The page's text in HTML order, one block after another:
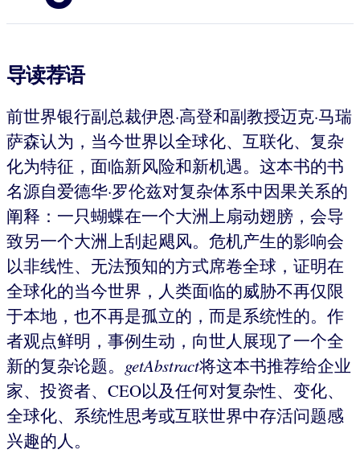
导读荐语
前世界银行副总裁伊恩·高登和副教授迈克·马瑞
萨森认为，当今世界以全球化、互联化、复杂
化为特征，面临新风险和新机遇。这本书的书
名源自爱德华·罗伦兹对复杂体系中因果关系的
阐释：一只蝴蝶在一个大洲上扇动翅膀，会导
致另一个大洲上刮起飓风。危机产生的影响会
以非线性、无法预知的方式席卷全球，证明在
全球化的当今世界，人类面临的威胁不再仅限
于本地，也不再是孤立的，而是系统性的。作
者观点鲜明，事例生动，向世人展现了一个全
新的复杂论题。 getAbstract将这本书推荐给企业
家、投资者、CEO以及任何对复杂性、变化、
全球化、系统性思考或互联世界中存活问题感
兴趣的人。